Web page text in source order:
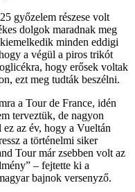
győzelem részese volt
dolgok maradnak meg
minden eddigi
a végül a piros trikót
hogy erősek voltak
ezt meg tudták beszélni.
a Tour de France, idén
terveztük, de nagyon
az év, hogy a Vueltán
a történelmi siker
Tour már zsebben volt az
– fejtette ki a
bajnok versenyző.